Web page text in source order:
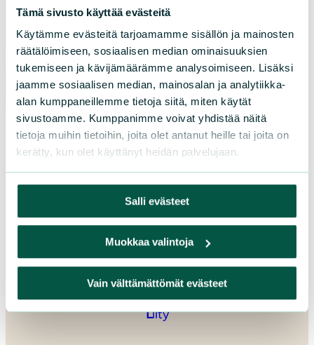
Tämä sivusto käyttää evästeitä
Käytämme evästeitä tarjoamamme sisällön ja mainosten
räätälöimiseen, sosiaalisen median ominaisuuksien
tukemiseen ja kävijämäärämme analysoimiseen. Lisäksi
jaamme sosiaalisen median, mainosalan ja analytiikka-
alan kumppaneillemme tietoja siitä, miten käytät
sivustoamme. Kumppanimme voivat yhdistää näitä
tietoja muihin tietoihin, joita olet antanut heille tai joita on
kerätty, kun olet käyttänyt heidän palvelujaan.
Salli evästeet
Muokkaa valintoja
Vain välttämättömät evästeet
Pohjois-Savo
Satakunta
Uusimaa
Varsinais-Suomi
Liity